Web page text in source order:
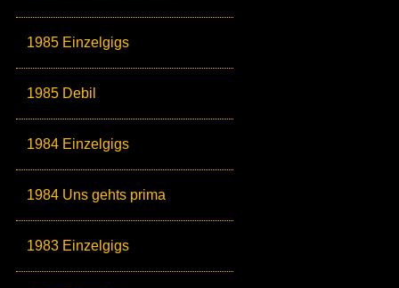
1985 Einzelgigs
1985 Debil
1984 Einzelgigs
1984 Uns gehts prima
1983 Einzelgigs